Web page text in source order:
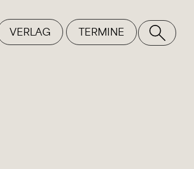
VERLAG TERMINE SE